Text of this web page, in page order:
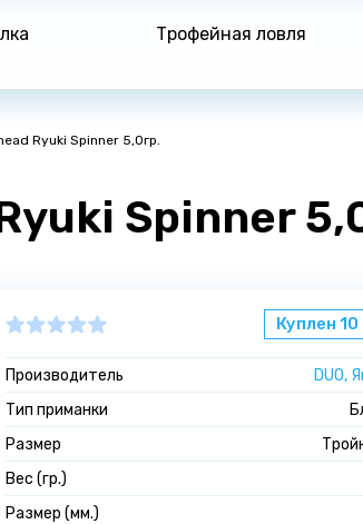
Трофейная ловля
Ryuki Spinner 5,0гр.
Spinner
Куплен 10
Производитель
DUO,
Тип приманки
Размер
Вес (гр.)
Размер (мм.)